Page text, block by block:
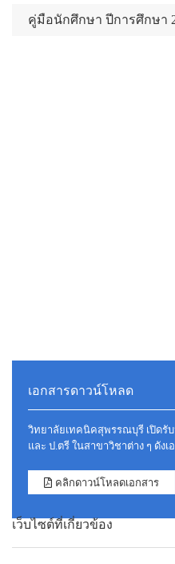
คู่มือนักศึกษา ปีการศึกษา
เอกสารดาวน์โหลด
วิทยาลัยเทคนิคสุพรรณบุรี เปิดรั
และ ป.ตรี ในสาขาวิชาต่าง ๆ ดัง
คลิกดาวน์โหลดเอกสาร
เว็บไซต์ที่เกี่ยวข้อง